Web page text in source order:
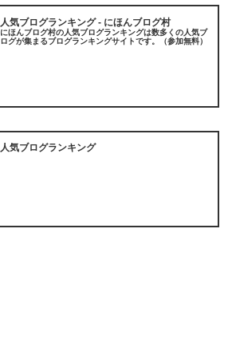
人気ブログランキング - にほんブログ村
にほんブログ村の人気ブログランキングは数多くの人気ブ
ログが集まるブログランキングサイトです。（参加無料）
人気ブログランキング